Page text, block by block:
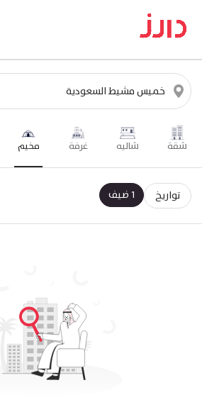
شقة شاليه غرفة مخيم
تواريخ 1 ضيف